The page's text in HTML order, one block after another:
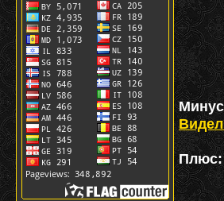
Плюс: